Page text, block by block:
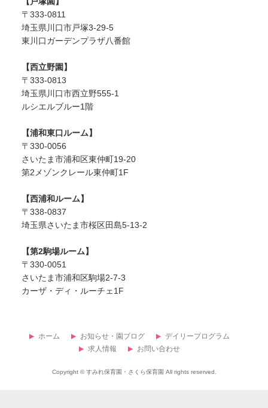
〒333-0811
埼玉県川口市戸塚3-29-5
東川口ガーデンプラザ八番館
【西立野園】
〒333-0813
埼玉県川口市西立野555-1
ルシエルブルー1階
【浦和東口ルーム】
〒330-0056
さいたま市浦和区東仲町19-20
第2メゾンクレール東仲町1F
【西浦和ルーム】
〒338-0837
埼玉県さいたま市桜区田島5-13-2
【第2駒場ルーム】
〒330-0051
さいたま市浦和区駒場2-7-3
カーザ・ディ・ルーチェ1F
ホーム お知らせ・園ブログ
デイリープログラム
求人情報
お問い合わせ
Copyright ©すみれ保育園・さくら保育園 All rights reserved.